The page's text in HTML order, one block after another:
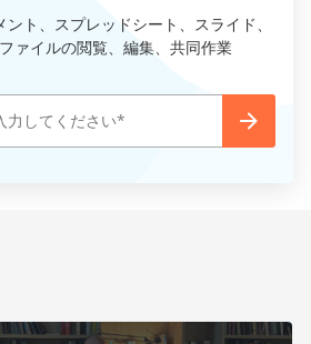
ト、スプレッドシート、スライド、
ァイルの閲覧、編集、共同作業